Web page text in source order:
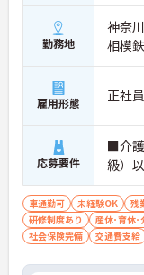
勤務地
神奈
相模
雇用形態 正社
応募要件
■介
級）
車通勤可 未経験OK 残
研修制度あり
産休･育休･
社会保険完備
交通費支給